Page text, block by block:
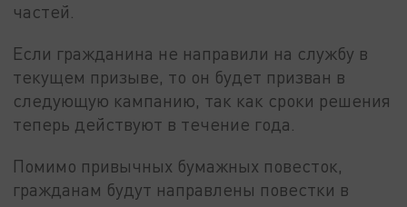
частей.
Если гражданина не направили на службу в
текущем призыве, то он будет призван в
следующую кампанию, так как сроки решения
теперь действуют в течение года.
Помимо привычных бумажных повесток,
гражданам будут направлены повестки в